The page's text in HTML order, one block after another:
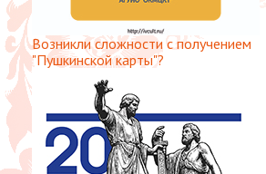
Возникли сложности с получением
"Пушкинской карты"?